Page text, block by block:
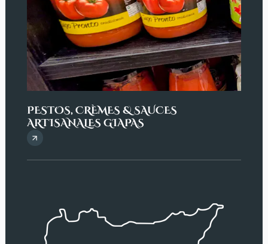
PESTOS, CRÈMES & SAUCES
ARTISANALES GIAPAS